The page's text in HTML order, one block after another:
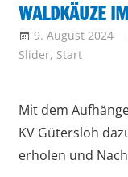
WALDKÄUZE
9. August 2024
Slider, Start
Mit dem
KV Gütersloh
erholen und